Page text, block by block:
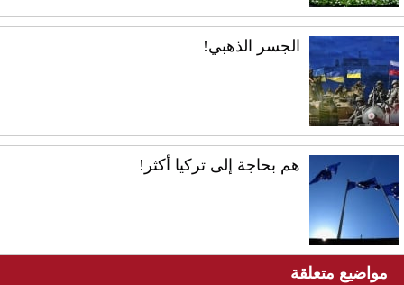
الجسر الذهبي!
هم بحاجة إلى تركيا أكثر!
مواضيع متعلقة